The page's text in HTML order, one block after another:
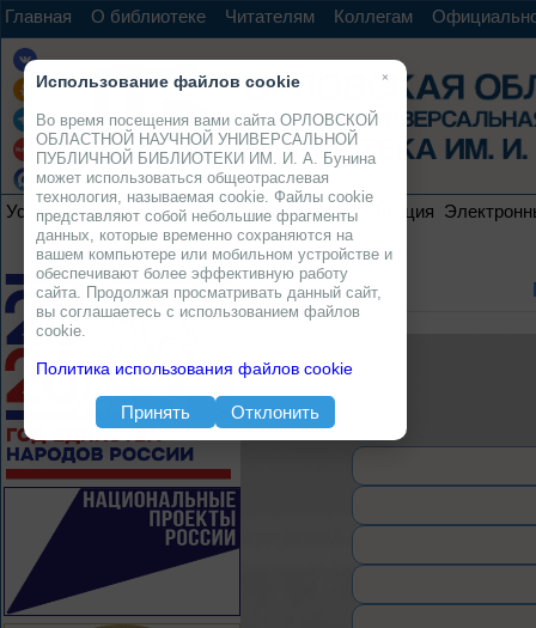
Главная О библиотеке Читателям Коллегам
Услуги Ресурсы Проекты Электронная коллекция
×
Использование файлов cookie
Во время посещения вами сайта ОРЛОВСКОЙ
ОБЛАСТНОЙ НАУЧНОЙ УНИВЕРСАЛЬНОЙ
ПУБЛИЧНОЙ БИБЛИОТЕКИ ИМ. И. А. Бунина
может использоваться общеотраслевая
технология, называемая cookie. Файлы cookie
представляют собой небольшие фрагменты
данных, которые временно сохраняются на
вашем компьютере или мобильном устройстве и
обеспечивают более эффективную работу
сайта. Продолжая просматривать данный сайт,
вы соглашаетесь с использованием файлов
cookie.
Политика использования файлов cookie
Принять Отклонить